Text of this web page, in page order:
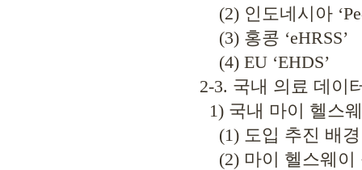
(2) 인도네시아
(3) 홍콩 ‘eHRSS’
(4) EU ‘EHDS’
2-3. 국내 의료 데이
1) 국내 마이 헬스
(1) 도입 추진 배경
(2) 마이 헬스웨이